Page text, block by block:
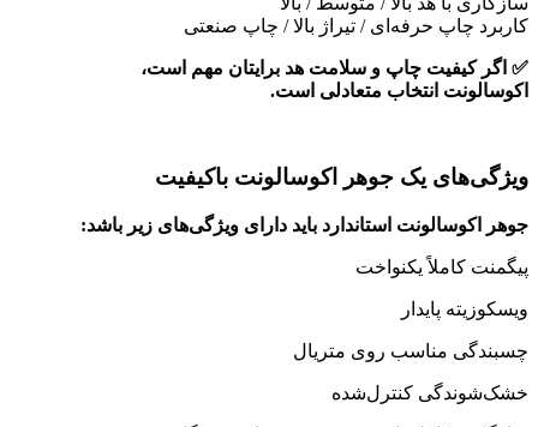
کاربرد چاپ حرفه‌ای / تیراژ بالا / چاپ صنعتی
✅ اگر کیفیت چاپ و سلامت هد برایتان مهم است،
اکوسالونت انتخاب متعادلی است.
ویژگی‌های یک جوهر اکوسالونت باکیفیت
جوهر اکوسالونت استاندارد باید دارای ویژگی‌های زیر باشد:
پیگمنت کاملاً یکنواخت
ویسکوزیته پایدار
چسبندگی مناسب روی متریال
خشک‌شوندگی کنترل‌شده